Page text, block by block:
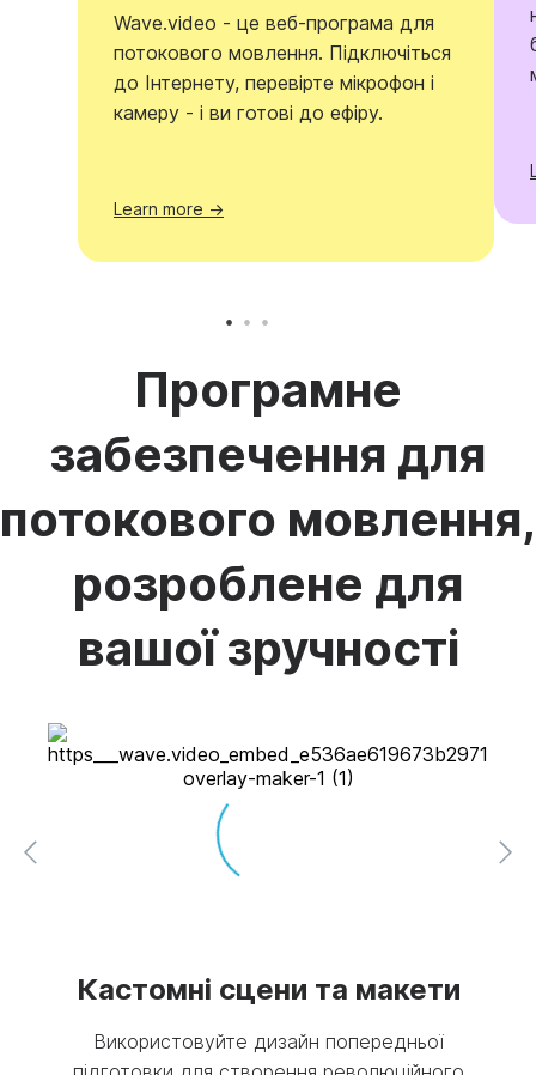
Wave.video - це веб-програма для
потокового мовлення. Підключіться
до Інтернету, перевірте мікрофон і
камеру - і ви готові до ефіру.
Learn more →
Програмне
забезпечення для
потокового мовлення,
розроблене для
вашої зручності
Кастомні сцени та макети
Використовуйте дизайн попередньої